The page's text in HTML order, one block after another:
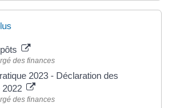
des finances
2023 - Déclaration des
2022
des finances